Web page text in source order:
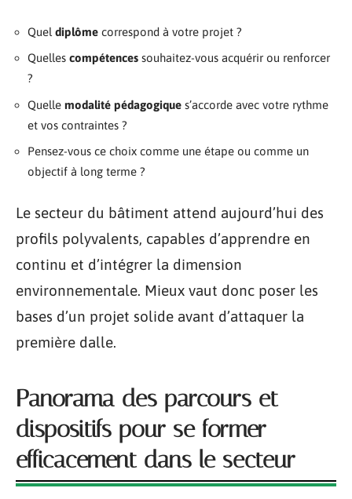
Quel diplôme correspond à votre projet ?
Quelles compétences souhaitez-vous acquérir ou renforcer
?
Quelle modalité pédagogique s’accorde avec votre rythme
et vos contraintes ?
Pensez-vous ce choix comme une étape ou comme un
objectif à long terme ?
Le secteur du bâtiment attend aujourd’hui des
profils polyvalents, capables d’apprendre en
continu et d’intégrer la dimension
environnementale. Mieux vaut donc poser les
bases d’un projet solide avant d’attaquer la
première dalle.
Panorama des parcours et
dispositifs pour se former
efficacement dans le secteur